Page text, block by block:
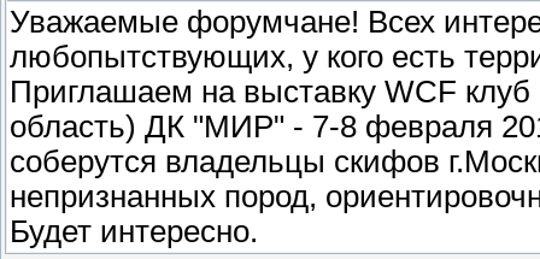
Уважаемые форумчане! Всех
любопытствующих, у кого есть
Приглашаем на выставку WCF
область) ДК "МИР" - 7-8 февраля
соберутся владельцы скифов
непризнанных пород,
Будет интересно.